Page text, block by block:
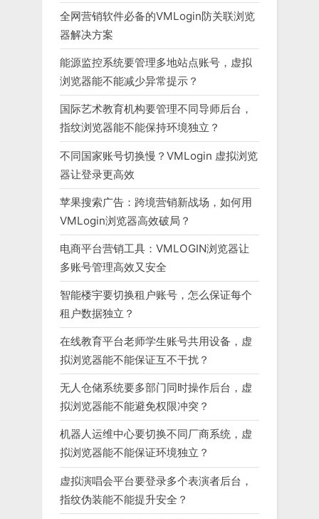
全网营销软件必备的VMLogin防关联浏览
器解决方案
能源监控系统要管理多地站点账号，虚拟
浏览器能不能减少异常提示？
国际艺术教育机构要管理不同导师后台，
指纹浏览器能不能保持环境独立？
不同国家账号切换慢？VMLogin 虚拟浏览
器让登录更高效
苹果搜索广告：跨境营销新战场，如何用
VMLogin浏览器高效破局？
电商平台营销工具：VMLOGIN浏览器让
多账号管理高效又安全
智能楼宇要切换租户账号，怎么保证每个
租户数据独立？
在线教育平台老师学生账号共用设备，虚
拟浏览器能不能保证互不干扰？
无人仓储系统要多部门同时操作后台，虚
拟浏览器能不能避免权限冲突？
机器人运维中心要切换不同厂商系统，虚
拟浏览器能不能保证环境独立？
虚拟演唱会平台要登录多个表演者后台，
指纹伪装能不能提升安全？